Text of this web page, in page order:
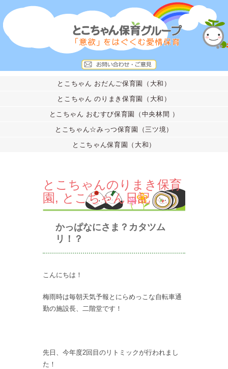
とこちゃん おだんご保育園（大和）
とこちゃん のりまき保育園（大和）
とこちゃん おむすび保育園（中央林間 ）
とこちゃん☆みっつ保育園（三ツ境）
とこちゃん保育園（大和）
とこちゃんのりまき保育
園 , とこちゃん日記
かっぱなにさま？カタツム
リ！？
こんにちは！
梅雨時は毎朝天気予報とにらめっこな自転車通
勤の施設長、二階堂です！
先日、今年度2回目のリトミックが行われまし
た！